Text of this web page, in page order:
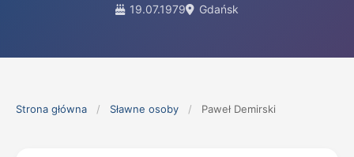
19.07.1979 Gdańsk
Strona główna / Sławne osoby / Paweł Demirski